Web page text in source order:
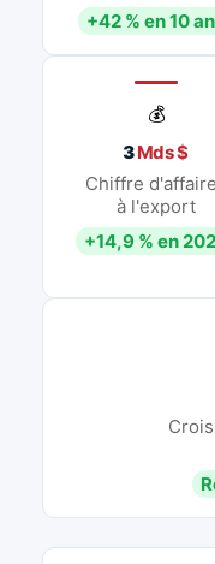
+42 % en 10
💰
3Mds $
Chiffre
à l'export
+14,9 % en